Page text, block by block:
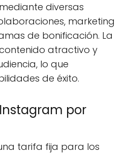
diversas
marketing
de bonificación. La
atractivo y
lo que
de éxito.
por
tarifa fija para los